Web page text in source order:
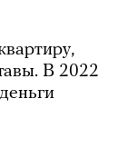
В 2022